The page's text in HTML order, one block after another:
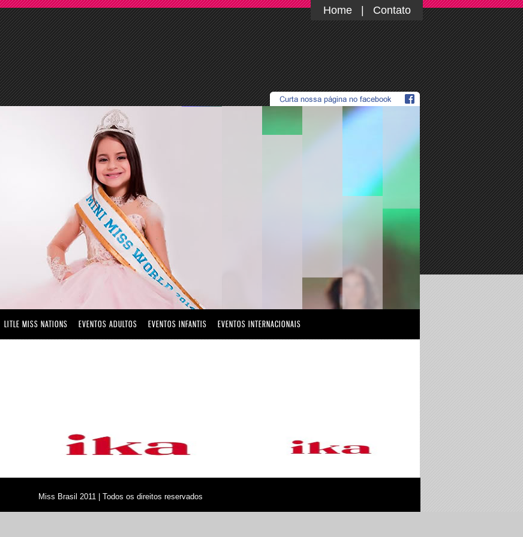
Home| Contato
LITLE MISS NATIONS EVENTOS ADULTOS EVENTOS INFANTIS EVENTOS INTERNACIONAIS
Miss Brasil 2011 | Todos os direitos reservados